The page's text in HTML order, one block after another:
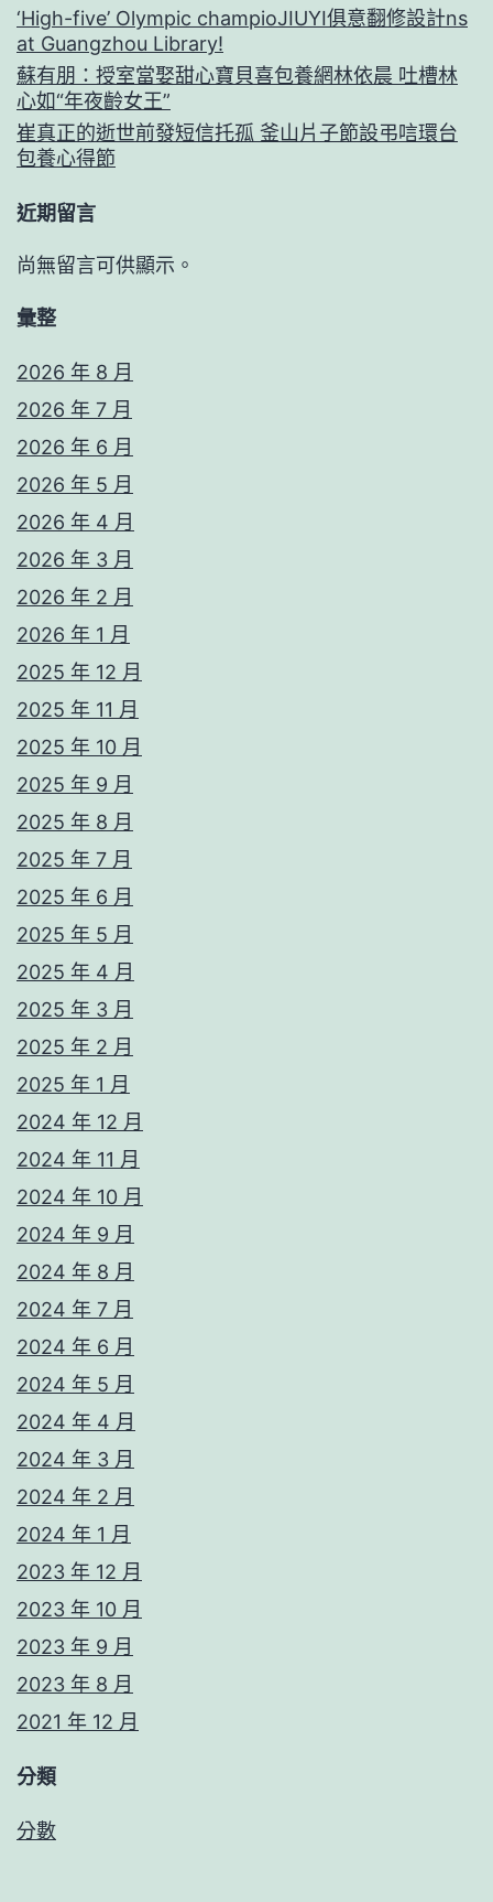
‘High-five’ Olympic champioJIUYI俱意翻修設計ns
at Guangzhou Library!
蘇有朋：授室當娶甜心寶貝喜包養網林依晨 吐槽林
心如“年夜齡女王”
崔真正的逝世前發短信托孤 釜山片子節設弔唁環台
包養心得節
近期留言
尚無留言可供顯示。
彙整
2026 年 8 月
2026 年 7 月
2026 年 6 月
2026 年 5 月
2026 年 4 月
2026 年 3 月
2026 年 2 月
2026 年 1 月
2025 年 12 月
2025 年 11 月
2025 年 10 月
2025 年 9 月
2025 年 8 月
2025 年 7 月
2025 年 6 月
2025 年 5 月
2025 年 4 月
2025 年 3 月
2025 年 2 月
2025 年 1 月
2024 年 12 月
2024 年 11 月
2024 年 10 月
2024 年 9 月
2024 年 8 月
2024 年 7 月
2024 年 6 月
2024 年 5 月
2024 年 4 月
2024 年 3 月
2024 年 2 月
2024 年 1 月
2023 年 12 月
2023 年 10 月
2023 年 9 月
2023 年 8 月
2021 年 12 月
分類
分數